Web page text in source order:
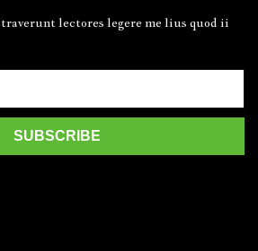
lectores legere me lius quod ii